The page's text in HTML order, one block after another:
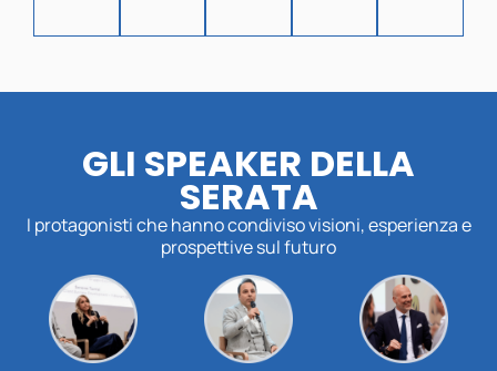
GLI SPEAKER DELLA
SERATA
I protagonisti che hanno condiviso visioni, esperienza e
prospettive sul futuro